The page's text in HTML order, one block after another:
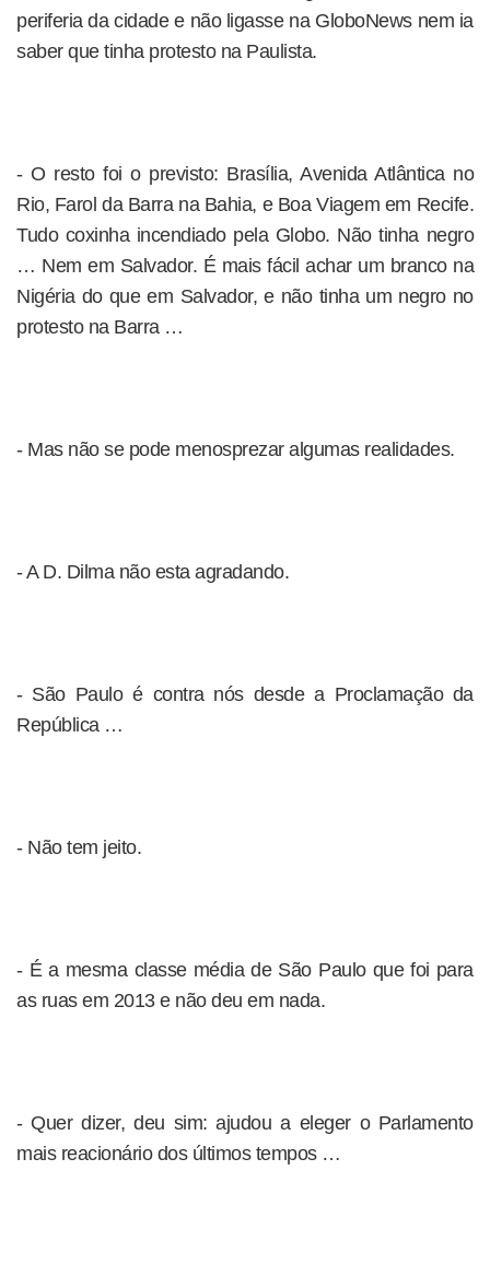
periferia da cidade e não ligasse na GloboNews nem ia
saber que tinha protesto na Paulista.
- O resto foi o previsto: Brasília, Avenida Atlântica no
Rio, Farol da Barra na Bahia, e Boa Viagem em Recife.
Tudo coxinha incendiado pela Globo. Não tinha negro
… Nem em Salvador. É mais fácil achar um branco na
Nigéria do que em Salvador, e não tinha um negro no
protesto na Barra …
- Mas não se pode menosprezar algumas realidades.
- A D. Dilma não esta agradando.
- São Paulo é contra nós desde a Proclamação da
República …
- Não tem jeito.
- É a mesma classe média de São Paulo que foi para
as ruas em 2013 e não deu em nada.
- Quer dizer, deu sim: ajudou a eleger o Parlamento
mais reacionário dos últimos tempos …